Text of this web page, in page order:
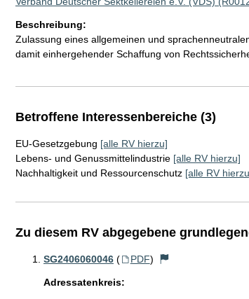
Beschreibung:
Zulassung eines allgemeinen und
damit einhergehender Schaffung von
Betroffene Interessenbereiche (3)
EU-Gesetzgebung [alle RV hierzu]
Lebens- und Genussmittelindustrie [alle RV hierzu]
Nachhaltigkeit und Ressourcenschutz [alle RV
Zu diesem RV abgegebene
SG2406060046 ( PDF)
Adressatenkreis: